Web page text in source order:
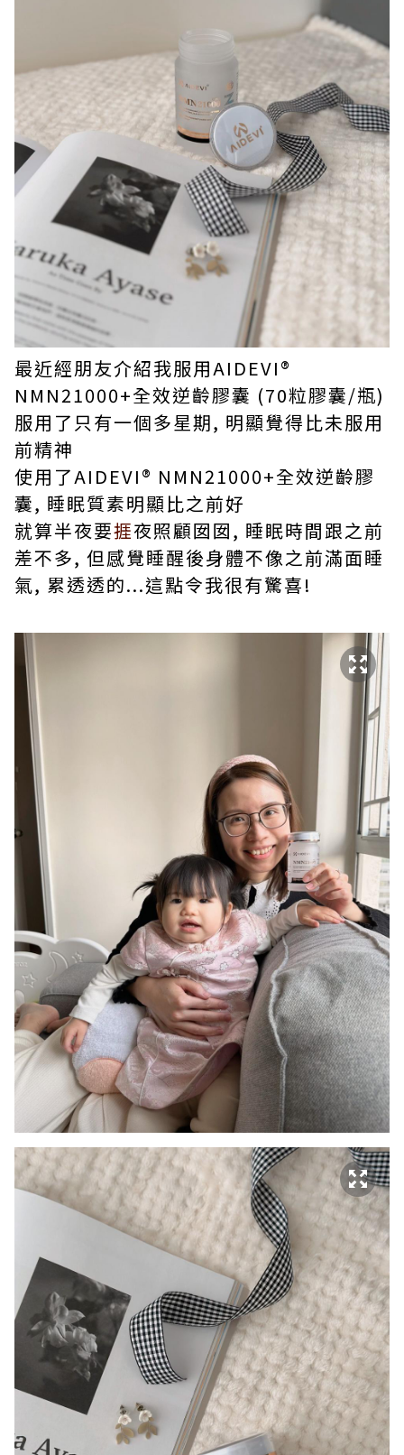
最近經朋友介紹我服用AIDEVI®️
NMN21000+全效逆齡膠囊 (70粒膠囊/瓶)
服用了只有一個多星期, 明顯覺得比未服用
前精神
使用了AIDEVI®️ NMN21000+全效逆齡膠
囊, 睡眠質素明顯比之前好
就算半夜要捱夜照顧囡囡, 睡眠時間跟之前
差不多, 但感覺睡醒後身體不像之前滿面睡
氣, 累透透的...這點令我很有驚喜!